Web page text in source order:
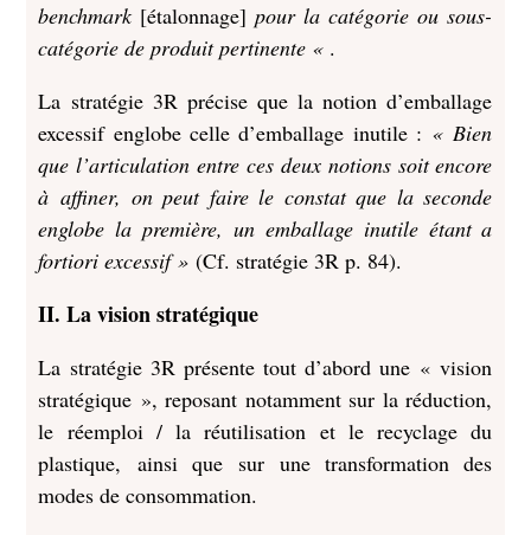
benchmark [étalonnage] pour la catégorie ou sous-
catégorie de produit pertinente « .
La stratégie 3R précise que la notion d’emballage
excessif englobe celle d’emballage inutile : « Bien
que l’articulation entre ces deux notions soit encore
à affiner, on peut faire le constat que la seconde
englobe la première, un emballage inutile étant a
fortiori excessif »(Cf. stratégie 3R p. 84).
II. La vision stratégique
La stratégie 3R présente tout d’abord une « vision
stratégique », reposant notamment sur la réduction,
le réemploi / la réutilisation et le recyclage du
plastique, ainsi que sur une transformation des
modes de consommation.